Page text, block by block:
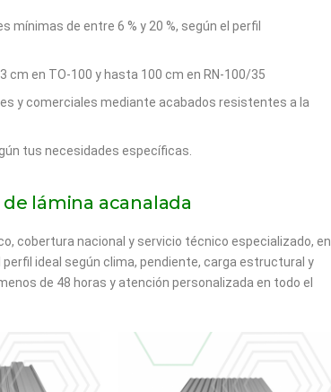
de entre 6 % y 20 %, según el perfil
en TO‑100 y hasta 100 cm en RN‑100/35
y comerciales mediante acabados resistentes a la
tus necesidades específicas.
lámina acanalada
cobertura nacional y servicio técnico especializado, en
ideal según clima, pendiente, carga estructural y
de 48 horas y atención personalizada en todo el